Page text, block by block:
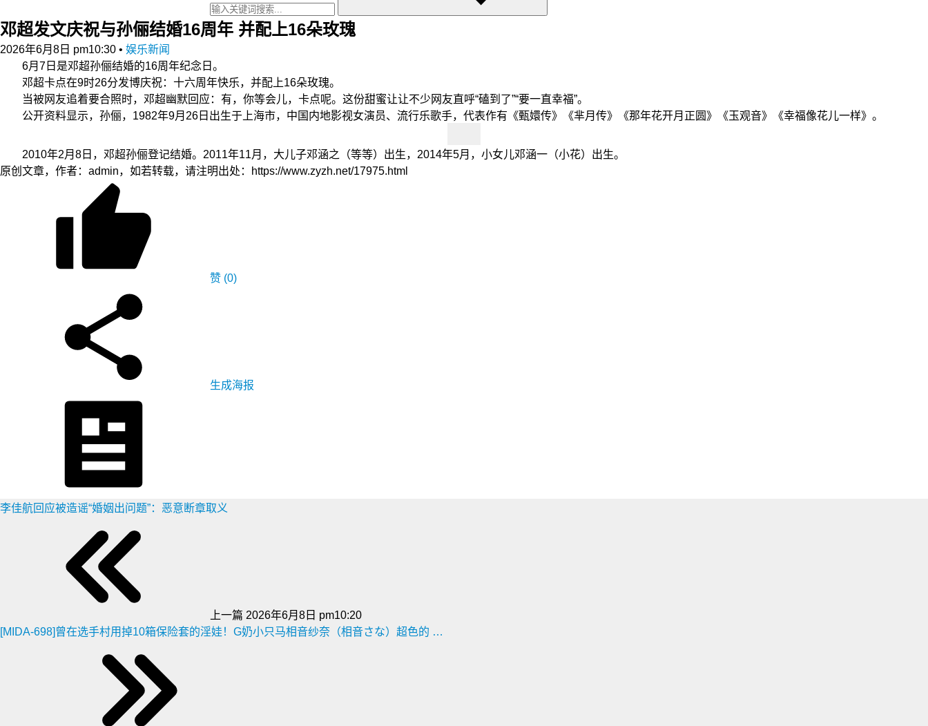
邓超发文庆祝与孙俪结婚16周年 并配上16朵玫瑰
2026年6月8日 pm10:30 • 娱乐新闻
6月7日是邓超孙俪结婚的16周年纪念日。
邓超卡点在9时26分发博庆祝：十六周年快乐，并配上16朵玫瑰。
当被网友追着要合照时，邓超幽默回应：有，你等会儿，卡点呢。这份甜蜜让让不少网友直呼“磕到了”“要一直幸福”。
公开资料显示，孙俪，1982年9月26日出生于上海市，中国内地影视女演员、流行乐歌手，代表作有《甄嬛传》《芈月传》《那年花开月正圆》《玉观音》《幸福像花儿一样》。
2010年2月8日，邓超孙俪登记结婚。2011年11月，大儿子邓涵之（等等）出生，2014年5月，小女儿邓涵一（小花）出生。
原创文章，作者：admin，如若转载，请注明出处：https://www.zyzh.net/17975.html
赞 (0)
生成海报
李佳航回应被造谣“婚姻出问题”：恶意断章取义
上一篇 2026年6月8日 pm10:20
[MIDA-698]曾在选手村用掉10箱保险套的淫娃！G奶小只马相音纱奈（相音さな）超色的 …